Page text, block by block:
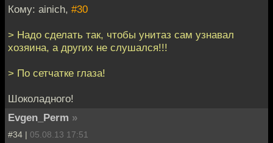
Кому: ainich, #30
> Надо сделать так, чтобы унитаз сам узнавал
хозяина, а других не слушался!!!
> По сетчатке глаза!
Шоколадного!
Evgen_Perm »
#34 | 05.08.13 17:51